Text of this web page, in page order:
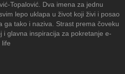
Topalović. Dva imena za jednu
lepo uklapa u život koji živi i posao
ga tako i naziva. Strast prema čoveku
i glavna inspiracija za pokretanje e-
life